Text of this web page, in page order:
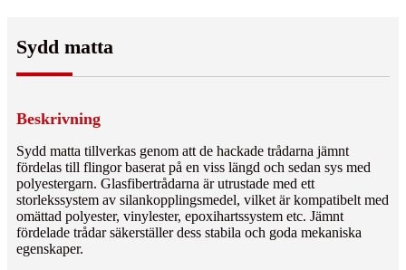
Sydd matta
Beskrivning
Sydd matta tillverkas genom att de hackade trådarna jämnt
fördelas till flingor baserat på en viss längd och sedan sys med
polyestergarn. Glasfibertrådarna är utrustade med ett
storlekssystem av silankopplingsmedel, vilket är kompatibelt med
omättad polyester, vinylester, epoxihartssystem etc. Jämnt
fördelade trådar säkerställer dess stabila och goda mekaniska
egenskaper.